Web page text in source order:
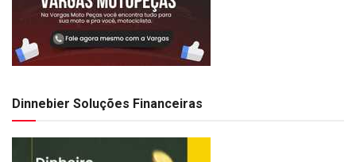
Dinnebier Soluções Financeiras